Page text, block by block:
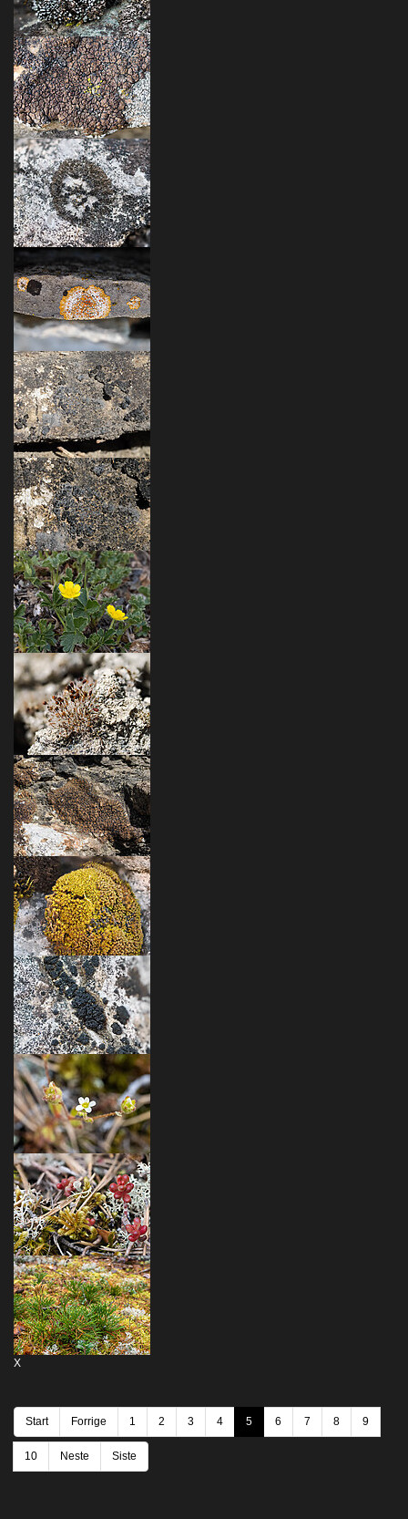
X
Start Forrige 1 2 3 4 5 6 7 8 9
10 Neste Siste